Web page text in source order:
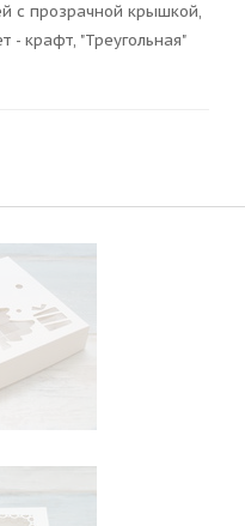
с прозрачной крышкой,
- крафт, "Треугольная"